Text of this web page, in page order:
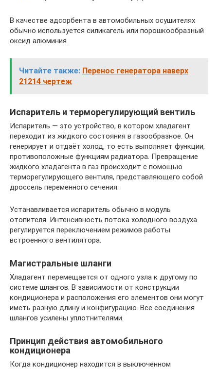
В качестве адсорбента в автомобильных осушителях
обычно используется силикагель или порошкообразный
оксид алюминия.
Читайте также: Перенос генератора наверх
21214 чертеж
Испаритель и терморегулирующий вентиль
Испаритель — это устройство, в котором хладагент
переходит из жидкого состояния в газообразное. Он
генерирует и отдаёт холод, то есть выполняет функции,
противоположные функциям радиатора. Превращение
жидкого хладагента в газ происходит с помощью
терморегулирующего вентиля, представляющего собой
дроссель переменного сечения.
Устанавливается испаритель обычно в модуль
отопителя. Интенсивность потока холодного воздуха
регулируется переключением режимов работы
встроенного вентилятора.
Магистральные шланги
Хладагент перемещается от одного узла к другому по
системе шлангов. В зависимости от конструкции
кондиционера и расположения его элементов они могут
иметь разную длину и конфигурацию. Все соединения
шлангов усилены уплотнителями.
Принцип действия автомобильного
кондиционера
Когда кондиционер находится в выключенном